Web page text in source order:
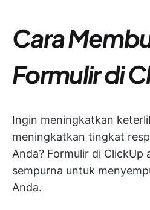
Cara
Formulir di
Ingin meningkatkan
meningkatkan tingkat
Anda? Formulir di ClickUp
sempurna untuk
Anda.